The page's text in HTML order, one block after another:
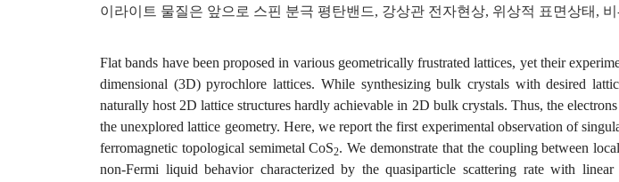
이라이트 물질은 앞으로 스핀 분극 평탄밴드, 강상관 전자현상, 위상적 표면상태,
Flat bands have been proposed in various geometrically frustrated lattices, yet their
dimensional (3D) pyrochlore lattices. While synthesizing bulk crystals with desired
naturally host 2D lattice structures hardly achievable in 2D bulk crystals. Thus, the
the unexplored lattice geometry. Here, we report the first experimental observation of
ferromagnetic topological semimetal CoS2. We demonstrate that the coupling between
non-Fermi liquid behavior characterized by the quasiparticle scattering rate with